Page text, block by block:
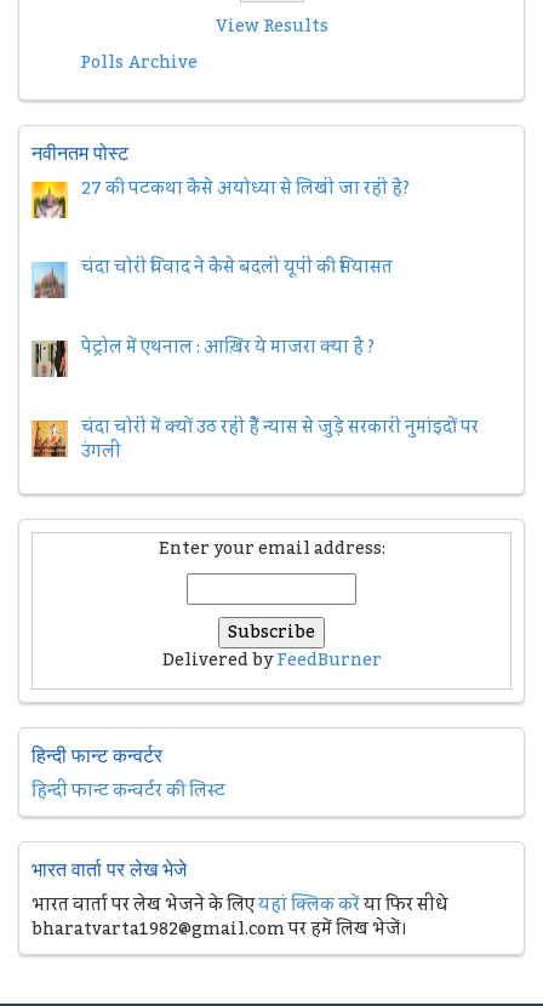
View Results
Polls Archive
नवीनतम पोस्ट
27 की पटकथा कैसे अयोध्या से लिखी जा रही है?
चंदा चोरी विवाद ने कैसे बदली यूपी की सियासत
पेट्रोल में एथनाल : आख़िर ये माजरा क्या है ?
चंदा चोरी में क्यों उठ रही हैैं न्यास से जुड़े सरकारी नुमांइदों पर
उंगली
Enter your email address:
Delivered byFeedBurner
हिन्दी फान्ट कन्वर्टर
हिन्दी फान्ट कन्वर्टर की लिस्ट
भारत वार्ता पर लेख भेजे
भारत वार्ता पर लेख भेजने के लिएयहां क्लिक करेंया फिर सीधे
bharatvarta1982@gmail.com पर हमें लिख भेजें।